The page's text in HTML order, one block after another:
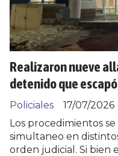
Realizaron nueve
detenido que
Policiales
17/07/2026
Los procedimientos
simultaneo en
orden judicial. Si